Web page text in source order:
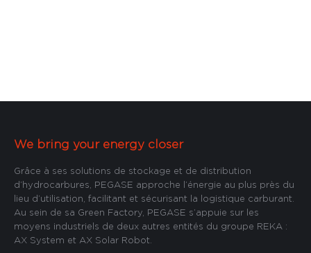
We bring your energy closer
Grâce à ses solutions de stockage et de distribution
d’hydrocarbures, PEGASE approche l’énergie au plus près du
lieu d’utilisation, facilitant et sécurisant la logistique carburant.
Au sein de sa Green Factory, PEGASE s’appuie sur les
moyens industriels de deux autres entités du groupe REKA :
AX System et AX Solar Robot.